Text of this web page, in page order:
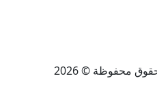
محفوظة © 2026